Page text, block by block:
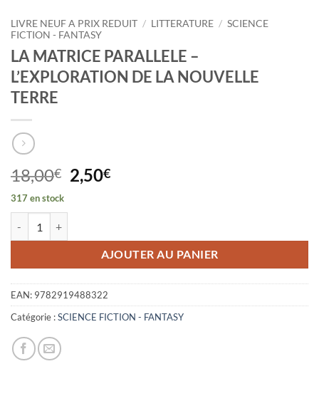
LIVRE NEUF A PRIX REDUIT / LITTERATURE / SCIENCE
FICTION - FANTASY
LA MATRICE PARALLELE –
L’EXPLORATION DE LA NOUVELLE
TERRE
18,00€ Le
prix
18,00€.
2,50€Le
2,50€.
317 en stock
AJOUTER AU PANIER
EAN: 9782919488322
Catégorie :SCIENCE FICTION - FANTASY